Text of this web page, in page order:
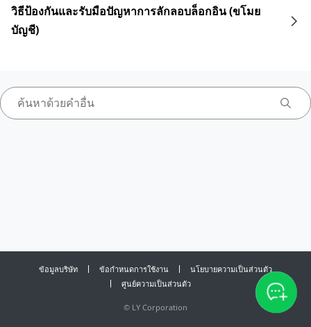
วิธีป้องกันและรับมือปัญหาการลักลอบล็อกอิน (ขโมย
บัญชี)
ข้อมูลบริษัท ข้อกำหนดการใช้งาน
นโยบายความเป็นส่วนตัว
ศูนย์ความเป็นส่วนตัว
© LY Corporation